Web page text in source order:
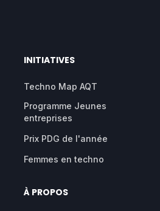
INITIATIVES
Techno Map AQT
Programme Jeunes
entreprises
Prix PDG de l'année
Femmes en techno
À PROPOS